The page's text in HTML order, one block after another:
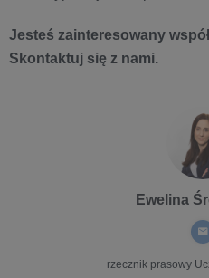
Jesteś zainteresowany
Skontaktuj się z nami.
Ewelina
rzecznik prasowy